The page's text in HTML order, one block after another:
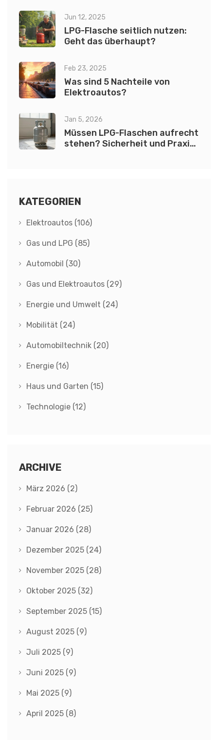
Jun 12, 2025
LPG-Flasche seitlich nutzen:
Geht das überhaupt?
Feb 23, 2025
Was sind 5 Nachteile von
Elektroautos?
Jan 5, 2026
Müssen LPG-Flaschen aufrecht
stehen? Sicherheit und Praxis
KATEGORIEN
Elektroautos (106)
Gas und LPG (85)
Automobil (30)
Gas und Elektroautos (29)
Energie und Umwelt (24)
Mobilität (24)
Automobiltechnik (20)
Energie (16)
Haus und Garten (15)
Technologie (12)
ARCHIVE
März 2026 (2)
Februar 2026 (25)
Januar 2026 (28)
Dezember 2025 (24)
November 2025 (28)
Oktober 2025 (32)
September 2025 (15)
August 2025 (9)
Juli 2025 (9)
Juni 2025 (9)
Mai 2025 (9)
April 2025 (8)